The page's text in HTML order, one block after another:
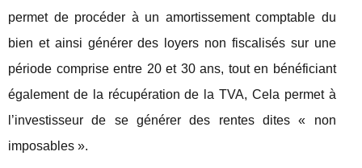
permet de procéder à un amortissement comptable du
bien et ainsi générer des loyers non fiscalisés sur une
période comprise entre 20 et 30 ans, tout en bénéficiant
également de la récupération de la TVA, Cela permet à
l’investisseur de se générer des rentes dites « non
imposables ».